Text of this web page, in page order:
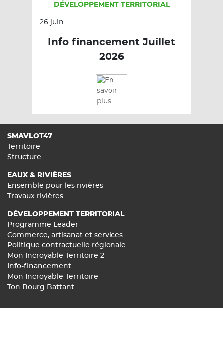
DÉVELOPPEMENT TERRITORIAL
26 juin
Info financement Juillet
2026
SMAVLOT47
Territoire
Structure
EAUX & RIVIÈRES
Ensemble pour les rivières
Travaux rivières
DÉVELOPPEMENT TERRITORIAL
Programme Leader
Commerce, artisanat et services
Politique contractuelle régionale
Mon Incroyable Territoire 2
Info-financement
Mon Incroyable Territoire
Ton Bourg Battant